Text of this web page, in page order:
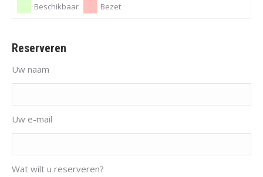
Beschikbaar Bezet
Reserveren
Uw naam
Uw e-mail
Wat wilt u reserveren?